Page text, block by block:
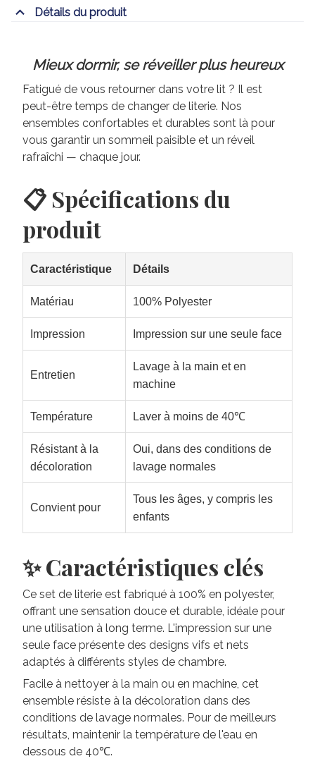
Détails du produit
Mieux dormir, se réveiller plus heureux
Fatigué de vous retourner dans votre lit ? Il est
peut-être temps de changer de literie. Nos
ensembles confortables et durables sont là pour
vous garantir un sommeil paisible et un réveil
rafraîchi — chaque jour.
📋 Spécifications du
produit
Caractéristique Détails
Matériau 100% Polyester
Impression Impression sur une seule face
Entretien
Lavage à la main et en
machine
Température Laver à moins de 40℃
Résistant à la
décoloration
Oui, dans des conditions de
lavage normales
Convient pour
Tous les âges, y compris les
enfants
✨ Caractéristiques clés
Ce set de literie est fabriqué à 100% en polyester,
offrant une sensation douce et durable, idéale pour
une utilisation à long terme. L'impression sur une
seule face présente des designs vifs et nets
adaptés à différents styles de chambre.
Facile à nettoyer à la main ou en machine, cet
ensemble résiste à la décoloration dans des
conditions de lavage normales. Pour de meilleurs
résultats, maintenir la température de l'eau en
dessous de 40℃.